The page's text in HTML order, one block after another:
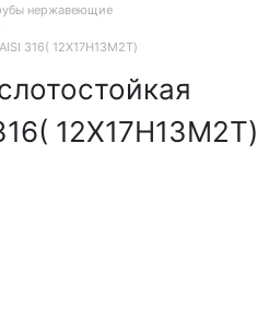
нержавеющие
316( 12Х17Н13М2Т)
12Х17Н13М2Т)